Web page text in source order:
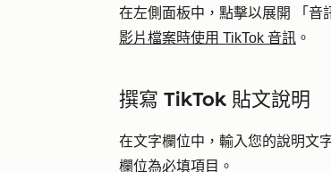
在左側面板中，點擊以展開 「音
影片檔案時使用 TikTok 音訊 。
撰寫 TikTok 貼文說明
在文字欄位中，輸入您的說明文
欄位為必填項目。